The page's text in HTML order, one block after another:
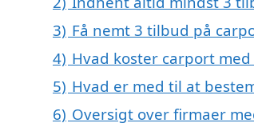
3) Få nemt 3 tilbud på
4) Hvad koster carport
5) Hvad er med til at
6) Oversigt over firmaer